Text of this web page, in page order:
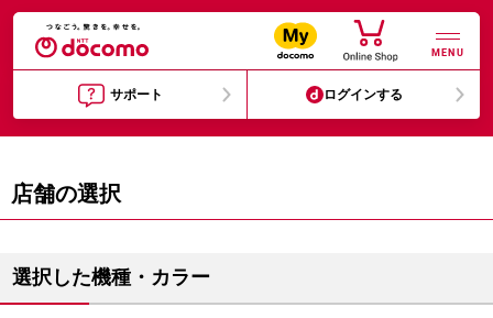
MENU
サポート ログインする
店舗の選択
選択した機種・カラー